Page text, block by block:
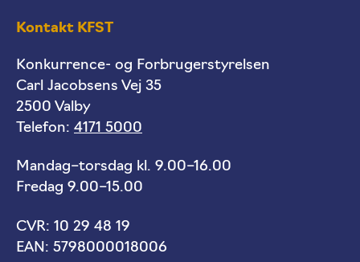
Kontakt KFST
Konkurrence- og Forbrugerstyrelsen
Carl Jacobsens Vej 35
2500 Valby
Telefon: 4171 5000
Mandag–torsdag kl. 9.00–16.00
Fredag 9.00–15.00
CVR: 10 29 48 19
EAN: 5798000018006